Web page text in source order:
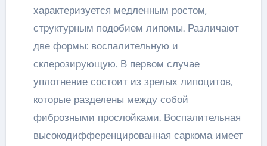
характеризуется медленным ростом,
структурным подобием липомы. Различают
две формы: воспалительную и
склерозирующую. В первом случае
уплотнение состоит из зрелых липоцитов,
которые разделены между собой
фиброзными прослойками. Воспалительная
высокодифференцированная саркома имеет